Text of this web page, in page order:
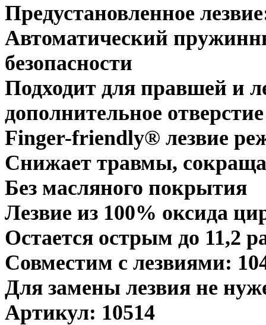
Предустановленное
Автоматический
безопасности
Подходит для правшей и
дополнительное
Finger-friendly® лезвие
Снижает травмы,
Без масляного покрытия
Лезвие из 100% оксида
Остается острым до 11,2
Совместим с лезвиями:
Для замены лезвия не
Артикул: 10514